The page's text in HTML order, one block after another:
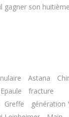
gagner son
Astana
Epaule
fracture
Greffe génération